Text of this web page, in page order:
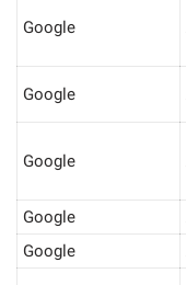
Google
Google
Google
Google
Google